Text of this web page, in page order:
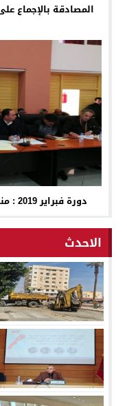
دورة فبراير 2019 : مناقشة تدبير قطاع النظافة بتراب...
الاحدث